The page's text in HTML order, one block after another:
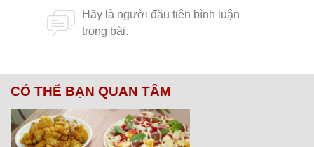
CÓ THỂ BẠN QUAN TÂM